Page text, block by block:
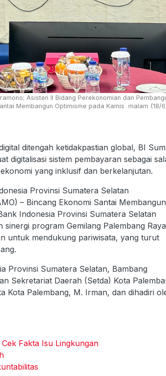
Asisten II Bidang Perekonomian dan
Membangun Optimisme pada Kamis malam
ditengah ketidakpastian global, BI
digitalisasi sistem pembayaran sebagai
yang inklusif dan berkelanjutan.
Provinsi Sumatera Selatan
– Bincang Ekonomi Santai Membangun
Indonesia Provinsi Sumatera Selatan
program Gemilang Palembang
untuk mendukung pariwisata, yang turut
Provinsi Sumatera Selatan, Bambang
Sekretariat Daerah (Setda) Kota
Kota Palembang, M. Irman, dan dihadiri
Fakta Isu Lingkungan